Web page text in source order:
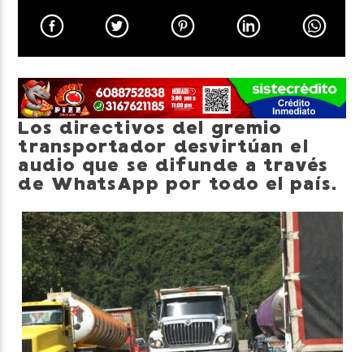
Neiva Estereo
Los directivos del gremio
transportador desvirtúan el
audio que se difunde a través
de WhatsApp por todo el país.